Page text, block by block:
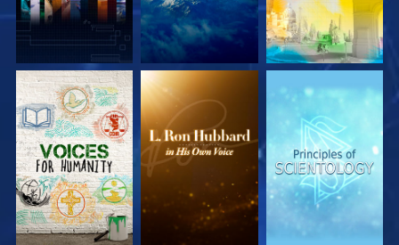
UTFORSKA
SERIEN
UTFORSKA
SERIEN
UTFORSKA
SERIEN